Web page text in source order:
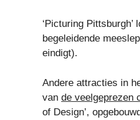
‘Picturing
begeleidende
eindigt).
Andere attracties in
van de veelgeprezen
of Design’,